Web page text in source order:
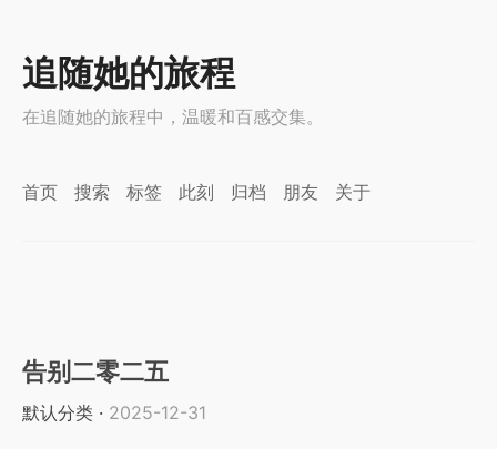
追随她的旅程
在追随她的旅程中，温暖和百感交集。
首页 搜索 标签 此刻 归档 朋友 关于
告别二零二五
默认分类 · 2025-12-31